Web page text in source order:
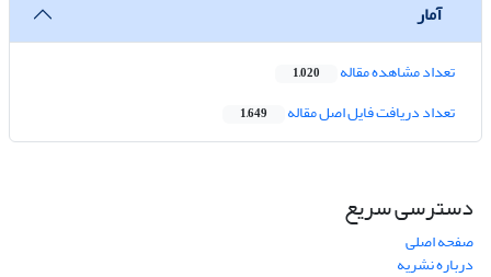
آمار
تعداد مشاهده مقاله 1,020
تعداد دریافت فایل اصل مقاله 1,649
دسترسی سریع
صفحه اصلی
درباره نشریه